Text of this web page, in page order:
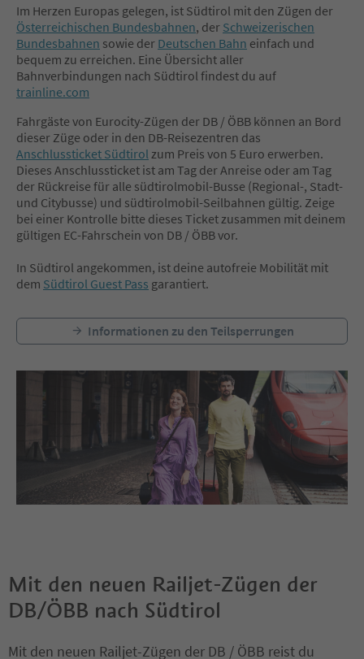
Im Herzen Europas gelegen, ist Südtirol mit den Zügen der
Österreichischen Bundesbahnen, der Schweizerischen
Bundesbahnen sowie der Deutschen Bahn einfach und
bequem zu erreichen. Eine Übersicht aller
Bahnverbindungen nach Südtirol findest du auf
trainline.com
Fahrgäste von Eurocity-Zügen der DB / ÖBB können an Bord
dieser Züge oder in den DB-Reisezentren das
Anschlussticket Südtirol zum Preis von 5 Euro erwerben.
Dieses Anschlussticket ist am Tag der Anreise oder am Tag
der Rückreise für alle südtirolmobil-Busse (Regional-, Stadt-
und Citybusse) und südtirolmobil-Seilbahnen gültig. Zeige
bei einer Kontrolle bitte dieses Ticket zusammen mit deinem
gültigen EC-Fahrschein von DB / ÖBB vor.
In Südtirol angekommen, ist deine autofreie Mobilität mit
dem Südtirol Guest Pass garantiert.
Informationen zu den Teilsperrungen
Mit den neuen Railjet-Zügen der
DB/ÖBB nach Südtirol
Mit den neuen Railjet-Zügen der DB / ÖBB reist du